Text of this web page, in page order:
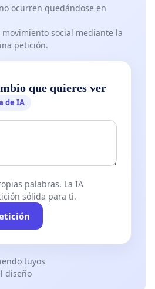
ocurren quedándose en
movimiento social mediante la
petición.
que quieres ver
de IA
palabras. La IA
sólida para ti.
tuyos
diseño